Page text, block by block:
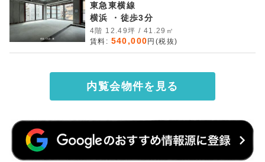
東急東横線
横浜 ・徒歩3分
4階 12.49坪 / 41.29㎡
賃料: 540,000 円(税抜)
内覧会物件を見る